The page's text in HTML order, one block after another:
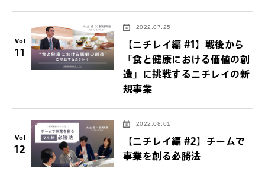
Vol
11
2022.07.25
【ニチレイ編 #1】戦後から
「食と健康における価値の創
造」に挑戦するニチレイの新
規事業
Vol
12
2022.08.01
【ニチレイ編 #2】チームで
事業を創る必勝法